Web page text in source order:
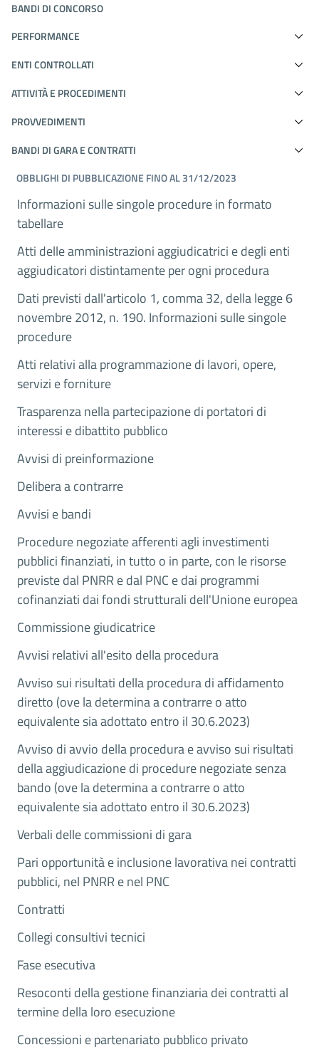
BANDI DI CONCORSO
PERFORMANCE
ENTI CONTROLLATI
ATTIVITÀ E PROCEDIMENTI
PROVVEDIMENTI
BANDI DI GARA E CONTRATTI
OBBLIGHI DI PUBBLICAZIONE FINO AL 31/12/2023
Informazioni sulle singole procedure in formato
tabellare
Atti delle amministrazioni aggiudicatrici e degli enti
aggiudicatori distintamente per ogni procedura
Dati previsti dall'articolo 1, comma 32, della legge 6
novembre 2012, n. 190. Informazioni sulle singole
procedure
Atti relativi alla programmazione di lavori, opere,
servizi e forniture
Trasparenza nella partecipazione di portatori di
interessi e dibattito pubblico
Avvisi di preinformazione
Delibera a contrarre
Avvisi e bandi
Procedure negoziate afferenti agli investimenti
pubblici finanziati, in tutto o in parte, con le risorse
previste dal PNRR e dal PNC e dai programmi
cofinanziati dai fondi strutturali dell'Unione europea
Commissione giudicatrice
Avvisi relativi all'esito della procedura
Avviso sui risultati della procedura di affidamento
diretto (ove la determina a contrarre o atto
equivalente sia adottato entro il 30.6.2023)
Avviso di avvio della procedura e avviso sui risultati
della aggiudicazione di procedure negoziate senza
bando (ove la determina a contrarre o atto
equivalente sia adottato entro il 30.6.2023)
Verbali delle commissioni di gara
Pari opportunità e inclusione lavorativa nei contratti
pubblici, nel PNRR e nel PNC
Contratti
Collegi consultivi tecnici
Fase esecutiva
Resoconti della gestione finanziaria dei contratti al
termine della loro esecuzione
Concessioni e partenariato pubblico privato